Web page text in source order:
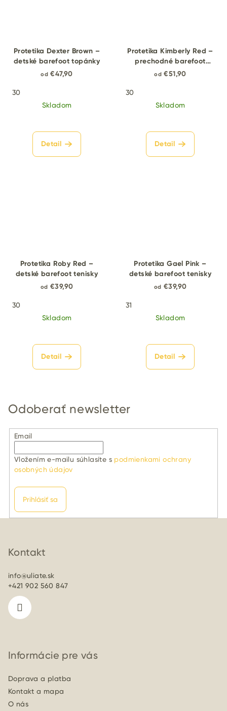
Protetika Dexter Brown –
detské barefoot topánky
od €47,90
30
Skladom
Detail
Protetika Kimberly Red –
prechodné barefoot
topánky
od €51,90
30
Skladom
Detail
Protetika Roby Red –
detské barefoot tenisky
od €39,90
30
Skladom
Detail
Protetika Gael Pink –
detské barefoot tenisky
od €39,90
31
Skladom
Detail
Odoberať newsletter
Email
Vložením e-mailu súhlasíte s podmienkami ochrany
osobných údajov
Prihlásiť sa
Kontakt
info@uliate.sk
+421 902 560 847
Informácie pre vás
Doprava a platba
Kontakt a mapa
O nás